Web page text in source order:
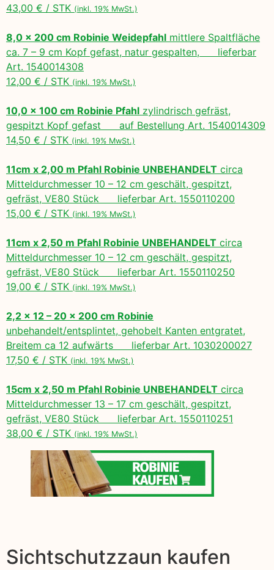
43,00 € / STK (inkl. 19% MwSt.)
8,0 x 200 cm Robinie Weidepfahl mittlere Spaltfläche
ca. 7 – 9 cm Kopf gefast, natur gespalten, lieferbar
Art. 1540014308
12,00 € / STK (inkl. 19% MwSt.)
10,0 x 100 cm Robinie Pfahl zylindrisch gefräst,
gespitzt Kopf gefast auf Bestellung Art. 1540014309
14,50 € / STK (inkl. 19% MwSt.)
11cm x 2,00 m Pfahl Robinie UNBEHANDELT circa
Mitteldurchmesser 10 – 12 cm geschält, gespitzt,
gefräst, VE80 Stück lieferbar Art. 1550110200
15,00 € / STK (inkl. 19% MwSt.)
11cm x 2,50 m Pfahl Robinie UNBEHANDELT circa
Mitteldurchmesser 10 – 12 cm geschält, gespitzt,
gefräst, VE80 Stück lieferbar Art. 1550110250
19,00 € / STK (inkl. 19% MwSt.)
2,2 x 12 – 20 x 200 cm Robinie
unbehandelt/entsplintet, gehobelt Kanten entgratet,
Breitem ca 12 aufwärts lieferbar Art. 1030200027
17,50 € / STK (inkl. 19% MwSt.)
15cm x 2,50 m Pfahl Robinie UNBEHANDELT circa
Mitteldurchmesser 13 – 17 cm geschält, gespitzt,
gefräst, VE80 Stück lieferbar Art. 1550110251
38,00 € / STK (inkl. 19% MwSt.)
Sichtschutzzaun kaufen